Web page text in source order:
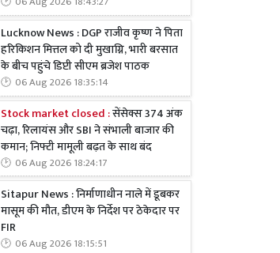
Lucknow News : DGP राजीव कृष्ण ने पिता
हरिकिशन मित्तल को दी मुखाग्नि, भारी बरसात
के बीच पहुंचे डिप्टी सीएम ब्रजेश पाठक
06 Aug 2026 18:35:14
Stock market closed :सेंसेक्स 374 अंक
चढ़ा, रिलायंस और SBI ने संभाली बाजार की
कमान; निफ्टी मामूली बढ़त के साथ बंद
06 Aug 2026 18:24:17
Sitapur News : निर्माणाधीन नाले में डूबकर
मासूम की मौत, डीएम के निर्देश पर ठेकेदार पर
FIR
06 Aug 2026 18:15:51